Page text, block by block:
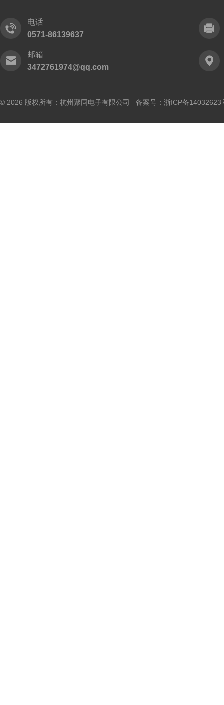
电话
0571-86139637
邮箱
3472761974@qq.com
© 2026 版权所有：杭州聚同电子有限公司 备案号： 浙ICP备14032623